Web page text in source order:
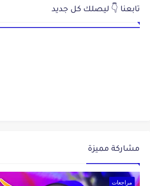
تابعنا 👇 ليصلك كل جديد
مشاركة مميزة
مراجعات